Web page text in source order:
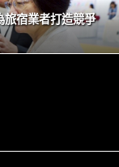
旅宿業者打造競爭